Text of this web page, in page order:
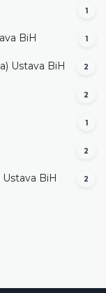
1
BiH 1
Ustava BiH 2
2
1
2
BiH 2